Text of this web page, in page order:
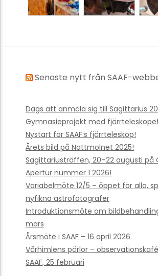
Senaste nytt från SAAF-
Dags att anmäla sig till Sagittarius
Gymnasieprojekt med
Nystart för SAAF:s fjärrteleskop!
Årets bild på Nattmolnet 2025!
Sagittariusträffen, 20–22 augusti på
Apertur nummer 1 2026!
Variabelmöte 12/5 – öppet för alla,
nyfikna astrofotografer
Introduktionsmöte om
mars
Årsmöte i SAAF – 16 april 2026
Vårhimlens pärlor –
SAAF, 25 februari